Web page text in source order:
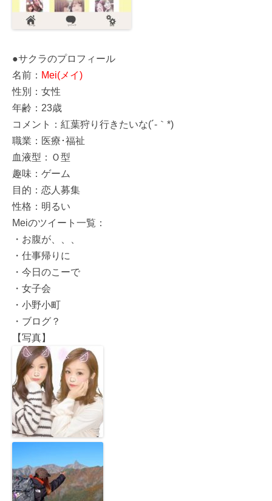
●サクラのプロフィール
名前： Mei(メイ)
性別：女性
年齢：23歳
コメント：紅葉狩り行きたいな(´-｀*)
職業：医療･福祉
血液型：Ｏ型
趣味：ゲーム
目的：恋人募集
性格：明るい
Meiのツイート一覧：
・お腹が、、、
・仕事帰りに
・今日のこーで
・女子会
・小野小町
・ブログ？
【写真】